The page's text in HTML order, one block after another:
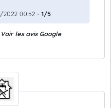
2022 00:52 - 1/5
Voir les avis Google